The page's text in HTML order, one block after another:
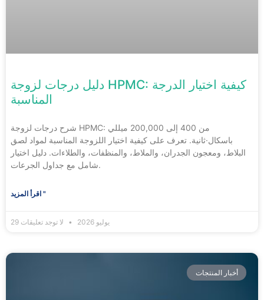
دليل درجات لزوجة HPMC: كيفية اختيار الدرجة
المناسبة
شرح درجات لزوجة HPMC: من 400 إلى 200,000 ميللي
باسكال·ثانية. تعرف على كيفية اختيار اللزوجة المناسبة لمواد لصق
البلاط، ومعجون الجدران، والملاط، والمنظفات، والطلاءات. دليل اختيار
شامل مع جداول الجرعات.
اقرأ المزيد "
29 يوليو 2026 لا توجد تعليقات
أخبار المنتجات